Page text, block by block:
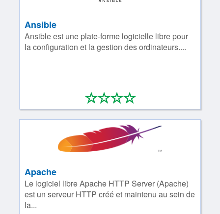
Ansible
Ansible est une plate-forme logicielle libre pour
la configuration et la gestion des ordinateurs....
****
0/4
Apache
Le logiciel libre Apache HTTP Server (Apache)
est un serveur HTTP créé et maintenu au sein de
la...